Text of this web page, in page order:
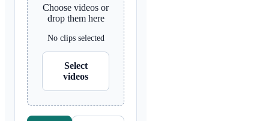
Choose videos or
drop them here
No clips selected
Select
videos